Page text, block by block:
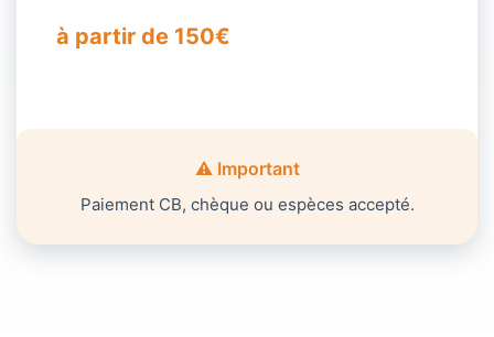
à partir de 150€
⚠️ Important
Paiement CB, chèque ou espèces accepté.